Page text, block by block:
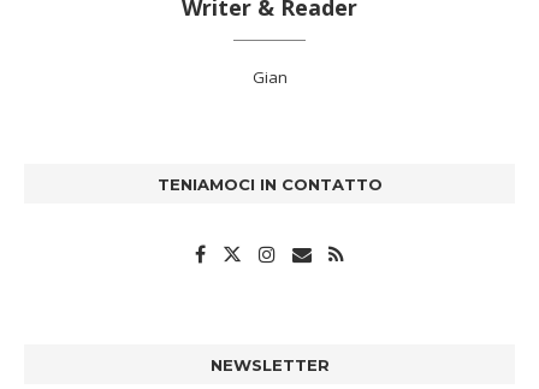
Writer & Reader
Gian
TENIAMOCI IN CONTATTO
NEWSLETTER